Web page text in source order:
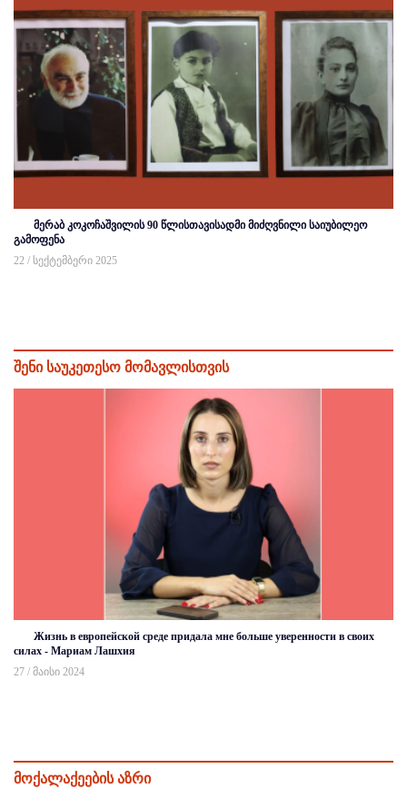
მერაბ კოკოჩაშვილის 90 წლისთავისადმი მიძღვნილი საიუბილეო
გამოფენა
22 / სექტემბერი 2025
შენი საუკეთესო მომავლისთვის
Жизнь в европейской среде придала мне больше уверенности в своих
силах - Мариам Лашхия
27 / მაისი 2024
მოქალაქეების აზრი